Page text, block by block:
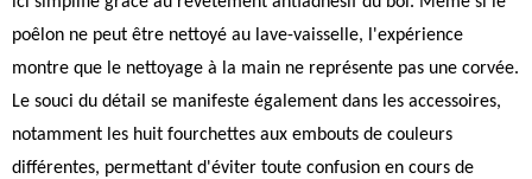
poêlon ne peut être nettoyé au lave-vaisselle, l'expérience
montre que le nettoyage à la main ne représente pas une corvée.
Le souci du détail se manifeste également dans les accessoires,
notamment les huit fourchettes aux embouts de couleurs
différentes, permettant d'éviter toute confusion en cours de